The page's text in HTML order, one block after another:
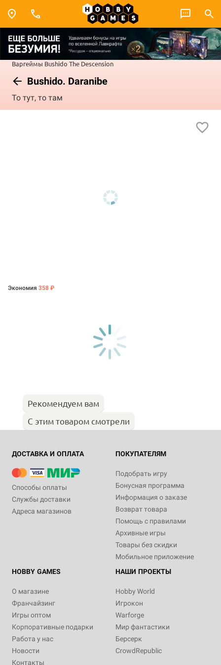
Варгеймы Bushido The Descension
Bushido. Daranibe
То тут, то там
Экономия 358 ₽
Рекомендуем вам
С этим товаром смотрели
ДОСТАВКА И ОПЛАТА
Способы оплаты
Службы доставки
Адреса магазинов
ПОКУПАТЕЛЯМ
Подобрать игру
Бонусная программа
Информация о заказе
Возврат товара
Помощь с правилами
Архивные игры
Товары без скидки
Мобильное приложение
HOBBY GAMES
О магазине
Франчайзинг
Игры оптом
Корпоративные подарки
Работа у нас
Новости
Контакты
НАШИ ПРОЕКТЫ
Hobby World
Игрокон
Warforge
Мир фантастики
Берсерк
CrowdRepublic